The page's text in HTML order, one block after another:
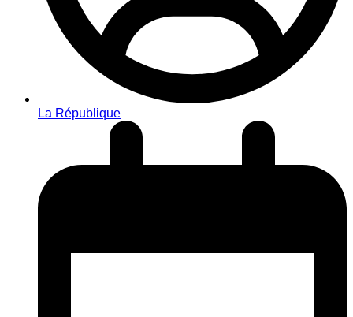
La République